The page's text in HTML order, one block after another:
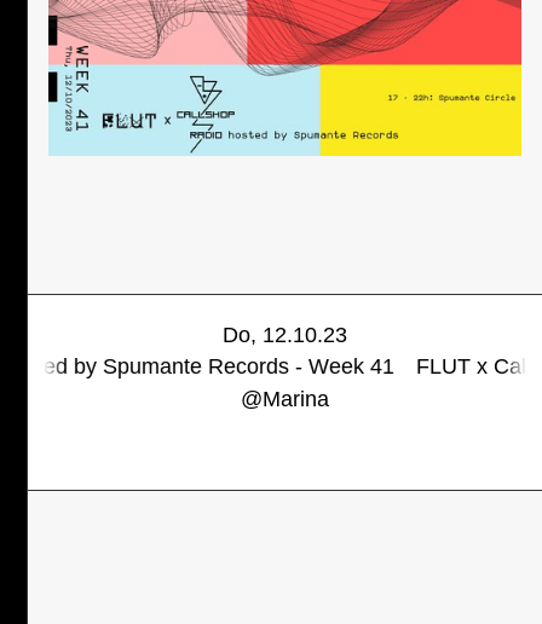
Do, 12.10.23
by Spumante Records - Week 41
FLUT x
@Marina